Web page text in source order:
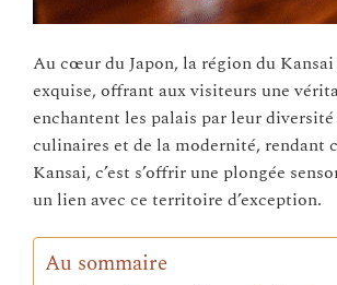
Au cœur du Japon, la région du
exquise, offrant aux visiteurs une
enchantent les palais par leur
culinaires et de la modernité, rendant
Kansai, c’est s’offrir une plongée
un lien avec ce territoire d’exception.
Au sommaire